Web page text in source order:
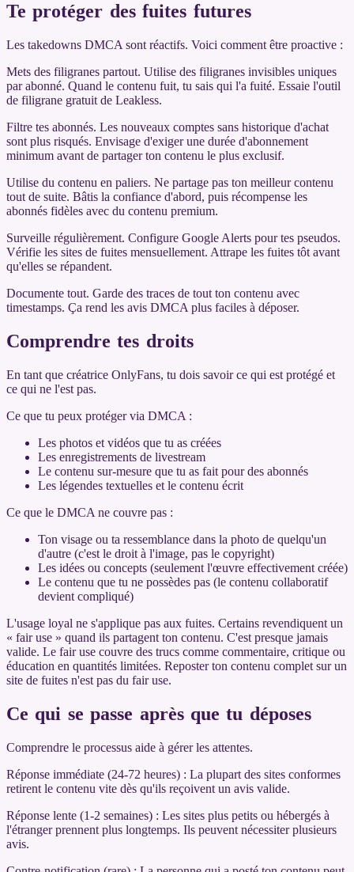
Te protéger des fuites futures
Les takedowns DMCA sont réactifs. Voici comment être proactive :
Mets des filigranes partout. Utilise des filigranes invisibles uniques
par abonné. Quand le contenu fuit, tu sais qui l'a fuité. Essaie l'outil
de filigrane gratuit de Leakless.
Filtre tes abonnés. Les nouveaux comptes sans historique d'achat
sont plus risqués. Envisage d'exiger une durée d'abonnement
minimum avant de partager ton contenu le plus exclusif.
Utilise du contenu en paliers. Ne partage pas ton meilleur contenu
tout de suite. Bâtis la confiance d'abord, puis récompense les
abonnés fidèles avec du contenu premium.
Surveille régulièrement. Configure Google Alerts pour tes pseudos.
Vérifie les sites de fuites mensuellement. Attrape les fuites tôt avant
qu'elles se répandent.
Documente tout. Garde des traces de tout ton contenu avec
timestamps. Ça rend les avis DMCA plus faciles à déposer.
Comprendre tes droits
En tant que créatrice OnlyFans, tu dois savoir ce qui est protégé et
ce qui ne l'est pas.
Ce que tu peux protéger via DMCA :
Les photos et vidéos que tu as créées
Les enregistrements de livestream
Le contenu sur-mesure que tu as fait pour des abonnés
Les légendes textuelles et le contenu écrit
Ce que le DMCA ne couvre pas :
Ton visage ou ta ressemblance dans la photo de quelqu'un
d'autre (c'est le droit à l'image, pas le copyright)
Les idées ou concepts (seulement l'œuvre effectivement créée)
Le contenu que tu ne possèdes pas (le contenu collaboratif
devient compliqué)
L'usage loyal ne s'applique pas aux fuites. Certains revendiquent un
« fair use » quand ils partagent ton contenu. C'est presque jamais
valide. Le fair use couvre des trucs comme commentaire, critique ou
éducation en quantités limitées. Reposter ton contenu complet sur un
site de fuites n'est pas du fair use.
Ce qui se passe après que tu déposes
Comprendre le processus aide à gérer les attentes.
Réponse immédiate (24-72 heures) : La plupart des sites conformes
retirent le contenu vite dès qu'ils reçoivent un avis valide.
Réponse lente (1-2 semaines) : Les sites plus petits ou hébergés à
l'étranger prennent plus longtemps. Ils peuvent nécessiter plusieurs
avis.